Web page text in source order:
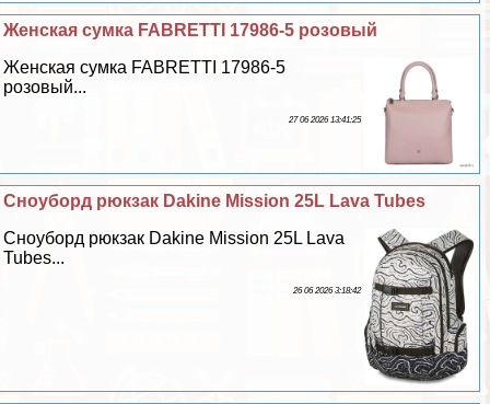
Женская сумка FABRETTI 17986-5 розовый
Женская сумка FABRETTI 17986-5
розовый...
27 06 2026 13:41:25
Сноуборд рюкзак Dakine Mission 25L Lava Tubes
Сноуборд рюкзак Dakine Mission 25L Lava
Tubes...
26 06 2026 3:18:42